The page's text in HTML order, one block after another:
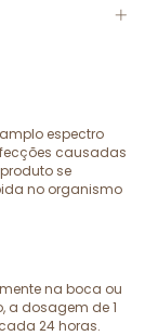
espectro
causadas
se
no organismo
na boca ou
dosagem de 1
24 horas.